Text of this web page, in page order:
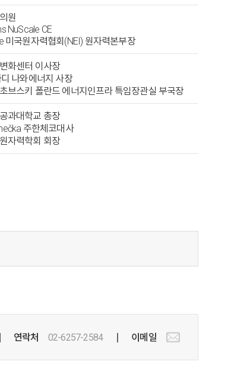
원
NuScale CE
미국원자력협회(NEI) 원자력본부장
화센터 이사장
디 나와에너지 사장
브스키 폴란드 에너지인프라 특임장관실 부국장
과대학교 총장
주한체코대사
자력학회 회장
연락처 02-6257-2584 이메일